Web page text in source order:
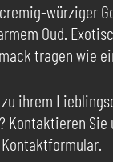
würziger
Oud.
tragen wie
ihrem
Kontaktieren